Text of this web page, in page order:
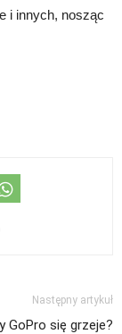
i innych, nosząc
Następny artykuł
GoPro się grzeje?